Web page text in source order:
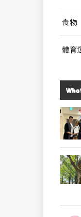
食
體育